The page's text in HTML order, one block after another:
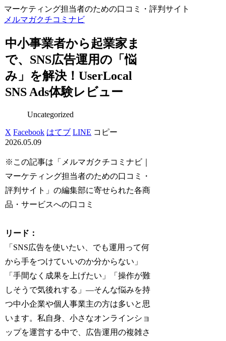
マーケティング担当者のための口コミ・評判サイト
メルマガクチコミナビ
中小事業者から起業家ま
で、SNS広告運用の「悩
み」を解決！UserLocal
SNS Ads体験レビュー
Uncategorized
X Facebook はてブ LINE コピー
2026.05.09
※この記事は「メルマガクチコミナビ｜
マーケティング担当者のための口コミ・
評判サイト」の編集部に寄せられた各商
品・サービスへの口コミ
リード：
「SNS広告を使いたい、でも運用って何
から手をつけていいのか分からない」
「手間なく成果を上げたい」「操作が難
しそうで気後れする」—そんな悩みを持
つ中小企業や個人事業主の方は多いと思
います。私自身、小さなオンラインショ
ップを運営する中で、広告運用の複雑さ